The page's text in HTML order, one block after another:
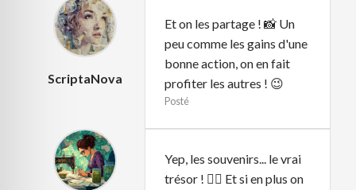
ScriptaNova
Et on les partage ! 📸 Un
peu comme les gains d'une
bonne action, on en fait
profiter les autres ! 😉
Posté
Yep, les souvenirs... le vrai
trésor ! 👍🏻 Et si en plus on